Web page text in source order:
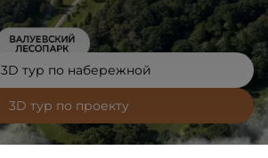
3D тур по проекту
3D тур по набережной